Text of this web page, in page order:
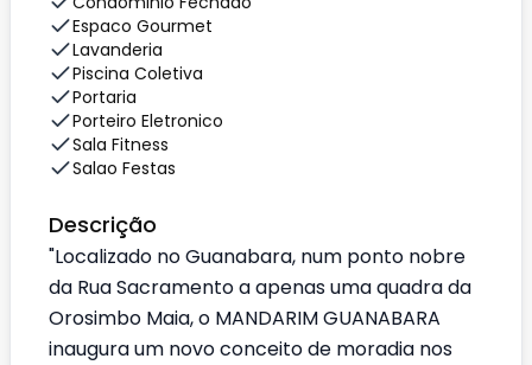
Espaco Gourmet
Lavanderia
Piscina Coletiva
Portaria
Porteiro Eletronico
Sala Fitness
Salao Festas
Descrição
"Localizado no Guanabara, num ponto nobre
da Rua Sacramento a apenas uma quadra da
Orosimbo Maia, o MANDARIM GUANABARA
inaugura um novo conceito de moradia nos